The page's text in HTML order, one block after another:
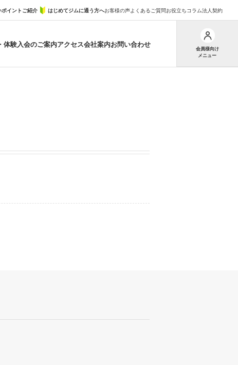
イントご紹介 はじめてジムに通う方へお客様の声よくあるご質問お役立ちコラム法人契約
体験入会のご案内アクセス会社案内お問い合わせ
会員様向け
メニュー